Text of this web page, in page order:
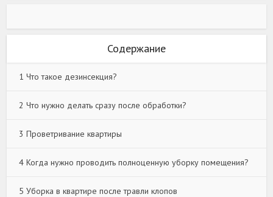
Содержание
1 Что такое дезинсекция?
2 Что нужно делать сразу после обработки?
3 Проветривание квартиры
4 Когда нужно проводить полноценную уборку помещения?
5 Уборка в квартире после травли клопов